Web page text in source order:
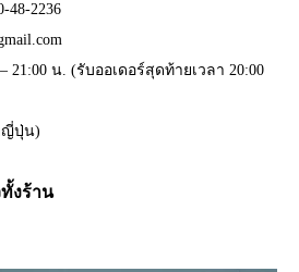
48-2236
21:00 น. (รับออเดอร์สุดท้ายเวลา 20:00
ญี่ปุ่น)
งร้าน